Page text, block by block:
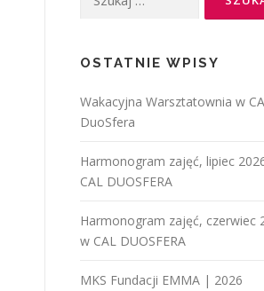
OSTATNIE WPISY
Wakacyjna Warsztatownia w
DuoSfera
Harmonogram zajęć, lipiec
CAL DUOSFERA
Harmonogram zajęć, czerwiec
w CAL DUOSFERA
MKS Fundacji EMMA | 2026